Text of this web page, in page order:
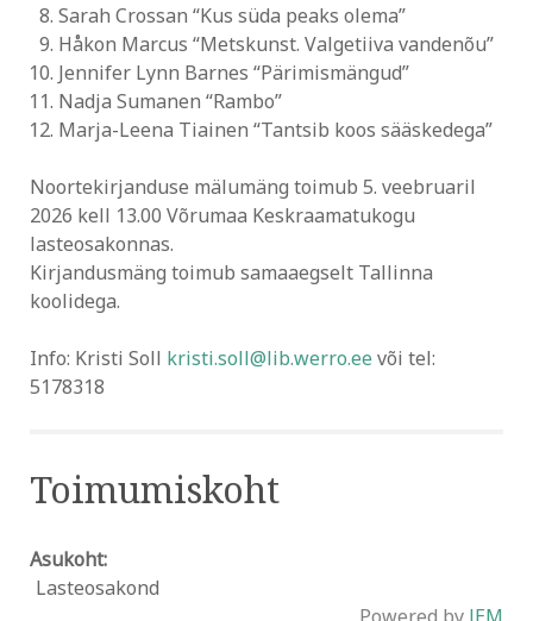
Sarah Crossan “Kus süda peaks olema”
Håkon Marcus “Metskunst. Valgetiiva vandenõu”
Jennifer Lynn Barnes “Pärimismängud”
Nadja Sumanen “Rambo”
Marja-Leena Tiainen “Tantsib koos sääskedega”
Noortekirjanduse mälumäng toimub 5. veebruaril
2026 kell 13.00 Võrumaa Keskraamatukogu
lasteosakonnas.
Kirjandusmäng toimub samaaegselt Tallinna
koolidega.
Info: Kristi Soll kristi.soll@lib.werro.ee või tel:
5178318
Toimumiskoht
Asukoht:
Lasteosakond